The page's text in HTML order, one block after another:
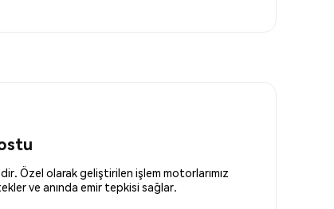
Özel olarak geliştirilen işlem motorlarımız
ve anında emir tepkisi sağlar.